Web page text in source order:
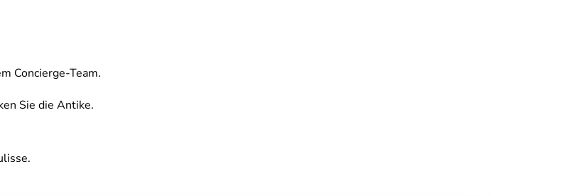
Concierge-Team.
Sie die Antike.